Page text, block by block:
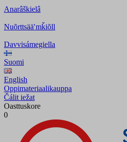
Anarâškielâ
Nuõrttsääʹmǩiõll
Davvisámegiella
Suomi
English
Oppimateriaalikauppa
Čálit iežat
Oasttuskore
0